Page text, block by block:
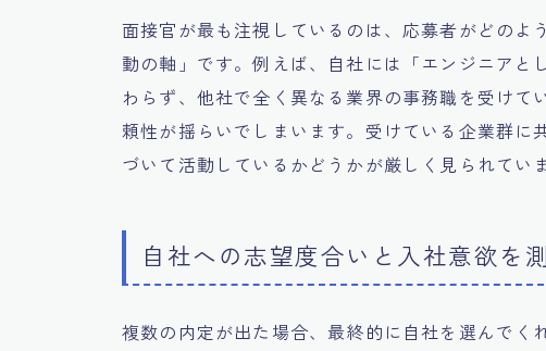
面接官が最も注視しているのは、応募者がどの
動の軸」です。例えば、自社には「エンジニア
わらず、他社で全く異なる業界の事務職を受け
頼性が揺らいでしまいます。受けている企業群
づいて活動しているかどうかが厳しく見られてい
自社への志望度合いと入社意欲を
複数の内定が出た場合、最終的に自社を選んでく